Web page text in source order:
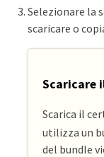
Selezionare la
scaricare o
Scaricare
Scarica il
utilizza un
del bundle